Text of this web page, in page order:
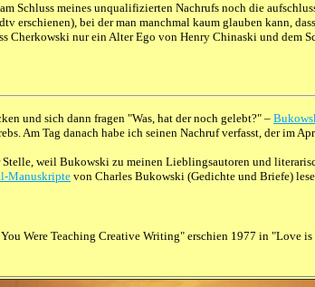
Schluss meines unqualifizierten Nachrufs noch die
erschienen), bei der man manchmal kaum glauben kann,
Cherkowski nur ein Alter Ego von Henry Chinaski und dem
und sich dann fragen "Was, hat der noch gelebt?" –
Am Tag danach habe ich seinen Nachruf verfasst, der im
weil Bukowski zu meinen Lieblingsautoren und
Manuskriptevon Charles Bukowski (Gedichte und Briefe)
Were Teaching Creative Writing" erschien 1977 in "Love is